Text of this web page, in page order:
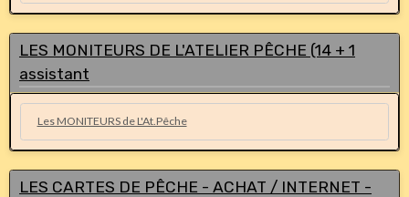
LES MONITEURS DE L'ATELIER PÊCHE (14 + 1
assistant
Les MONITEURS de L'At.Pêche
LES CARTES DE PÊCHE - ACHAT / INTERNET -